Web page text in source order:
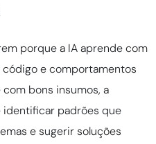
porque a IA aprende com
e comportamentos
bons insumos, a
identificar padrões que
e sugerir soluções